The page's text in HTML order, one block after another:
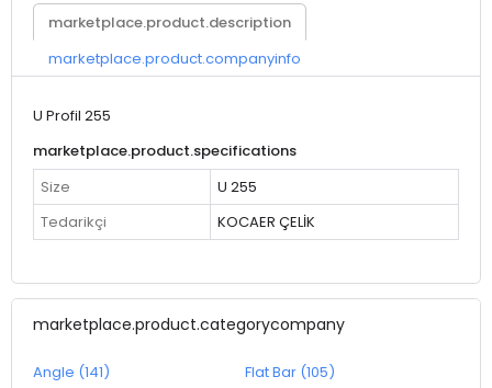
marketplace.product.description
marketplace.product.companyinfo
U Profil 255
marketplace.product.specifications
Size
U 255
Tedarikçi
KOCAER ÇELİK
marketplace.product.categorycompany
Angle (141) Flat Bar (105)